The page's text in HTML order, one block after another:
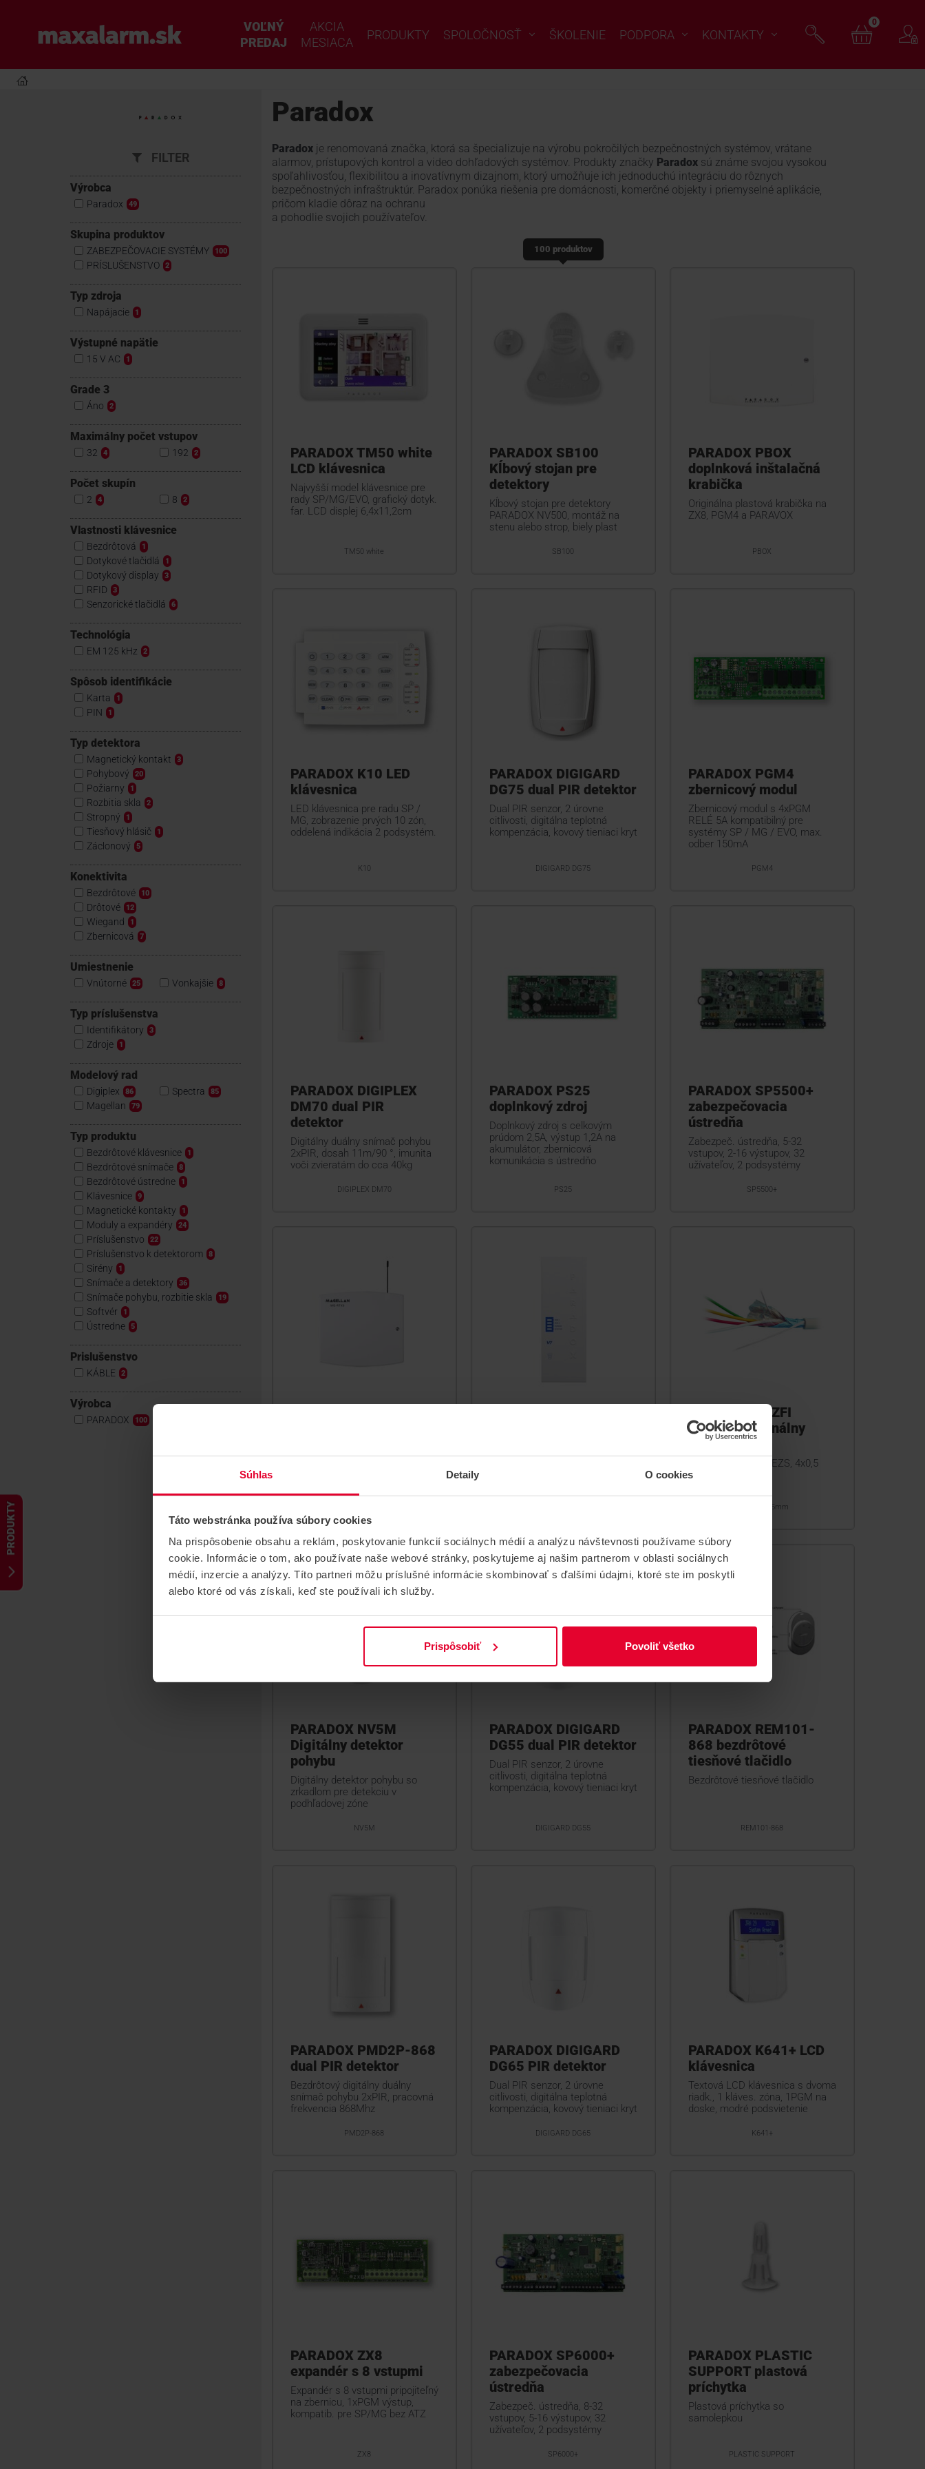
Súhlas Detaily O cookies
Táto webstránka používa súbory cookies
Na prispôsobenie obsahu a reklám, poskytovanie funkcií sociálnych médií a analýzu návštevnosti používame súbory
cookie. Informácie o tom, ako používate naše webové stránky, poskytujeme aj našim partnerom v oblasti sociálnych
médií, inzercie a analýzy. Títo partneri môžu príslušné informácie skombinovať s ďalšími údajmi, ktoré ste im poskytli
alebo ktoré od vás získali, keď ste používali ich služby.
Prispôsobiť Povoliť všetko
PRODUKTY
hlavnému
www.maxalarm.sk
VOĽNÝ
PREDAJ
AKCIA
MESIACA
PRODUKTY SPOLOČNOSŤ ŠKOLENIE PODPORA KONTAKTY
0
FILTER
Výrobca
Paradox 49
Skupina produktov
ZABEZPEČOVACIE SYSTÉMY 100
PRÍSLUŠENSTVO 2
Typ zdroja
Napájacie 1
Výstupné napätie
15 V AC 1
Grade 3
Áno 2
Maximálny počet vstupov
32 4 192 2
Počet skupín
2 4 8 2
Vlastnosti klávesnice
Bezdrôtová 1
Dotykové tlačidlá 1
Dotykový display 3
RFID 3
Senzorické tlačidlá 6
Technológia
EM 125 kHz 2
Spôsob identifikácie
Karta 1
PIN 1
Typ detektora
Magnetický kontakt 3
Pohybový 20
Požiarny 1
Rozbitia skla 2
Stropný 1
Tiesňový hlásič 1
Záclonový 5
Konektivita
Bezdrôtové 10
Drôtové 12
Wiegand 1
Zbernicová 7
Umiestnenie
Vnútorné 25 Vonkajšie 8
Typ príslušenstva
Identifikátory 3
Zdroje 1
Modelový rad
Digiplex 86
Magellan 79
Spectra 85
Typ produktu
Bezdrôtové klávesnice 1
Bezdrôtové snímače 8
Bezdrôtové ústredne 1
Klávesnice 9
Magnetické kontakty 1
Moduly a expandéry 24
Príslušenstvo 22
Príslušenstvo k detektorom 8
Sirény 1
Snímače a detektory 36
Snímače pohybu, rozbitie skla 19
Softvér 1
Ústredne 5
Prislušenstvo
KÁBLE 2
Výrobca
PARADOX 100
Paradox
Paradoxje renomovaná značka, ktorá sa špecializuje na výrobu pokročilých bezpečnostných systémov, vrátane
alarmov, prístupových kontrol a video dohľadových systémov. Produkty značky Paradoxsú známe svojou vysokou
spoľahlivosťou, flexibilitou a inovatívnym dizajnom, ktorý umožňuje ich jednoduchú integráciu do rôznych
bezpečnostných infraštruktúr. Paradox ponúka riešenia pre domácnosti, komerčné objekty i priemyselné aplikácie,
pričom kladie dôraz na ochranu
a pohodlie svojich používateľov.
100 produktov
PARADOX TM50 white
LCD klávesnica
Najvyšší model klávesnice pre
rady SP/MG/EVO, grafický dotyk.
far. LCD displej 6,4x11,2cm
TM50 white
PARADOX SB100
Kĺbový stojan pre
detektory
Kĺbový stojan pre detektory
PARADOX NV500, montáž na
stenu alebo strop, biely plast
SB100
PARADOX PBOX
doplnková inštalačná
krabička
Originálna plastová krabička na
ZX8, PGM4 a PARAVOX
PBOX
PARADOX K10 LED
klávesnica
LED klávesnica pre radu SP /
MG, zobrazenie prvých 10 zón,
oddelená indikácia 2 podsystém.
K10
PARADOX DIGIGARD
DG75 dual PIR detektor
Dual PIR senzor, 2 úrovne
citlivosti, digitálna teplotná
kompenzácia, kovový tieniaci kryt
DIGIGARD DG75
PARADOX PGM4
zbernicový modul
Zbernicový modul s 4xPGM
RELÉ 5A kompatibilný pre
systémy SP / MG / EVO, max.
odber 150mA
PGM4
PARADOX DIGIPLEX
DM70 dual PIR
detektor
Digitálny duálny snímač pohybu
2xPIR, dosah 11m/90 °, imunita
voči zvieratám do cca 40kg
DIGIPLEX DM70
PARADOX PS25
doplnkový zdroj
Doplnkový zdroj s celkovým
prúdom 2,5A, výstup 1,2A na
akumulátor, zbernicová
komunikácia s ústredňo
PS25
PARADOX SP5500+
zabezpečovacia
ústredňa
Zabezpeč. ústredňa, 5-32
vstupov, 2-16 výstupov, 32
užívateľov, 2 podsystémy
SP5500+
SP/EVO s dvojcestnou
SP+/MG+/EVO, nepodporuje
PARADOX VEZFI
4x0,5mm Signálny
kábel
Signálny kábel pre EZS, 4x0,5
mm, 100m
VEZFI 4x0,5mm
PARADOX NV5M
Digitálny detektor
pohybu
Digitálny detektor pohybu so
zrkadlom pre detekciu v
podhľadovej zóne
NV5M
PARADOX DIGIGARD
DG55 dual PIR detektor
Dual PIR senzor, 2 úrovne
citlivosti, digitálna teplotná
kompenzácia, kovový tieniaci kryt
DIGIGARD DG55
PARADOX REM101-
868 bezdrôtové
tiesňové tlačidlo
Bezdrôtové tiesňové tlačidlo
REM101-868
PARADOX PMD2P-868
dual PIR detektor
Bezdrôtový digitálny duálny
snímač pohybu 2xPIR, pracovná
frekvencia 868Mhz
PMD2P-868
PARADOX DIGIGARD
DG65 PIR detektor
Dual PIR senzor, 2 úrovne
citlivosti, digitálna teplotná
kompenzácia, kovový tieniaci kryt
DIGIGARD DG65
PARADOX K641+ LCD
klávesnica
Textová LCD klávesnica s dvoma
riadk., 1 kláves. zóna, 1PGM na
doske, modré podsvietenie
K641+
PARADOX ZX8
expandér s 8 vstupmi
Expandér s 8 vstupmi pripojiteľný
na zbernicu, 1xPGM výstup,
kompatib. pre SP/MG bez ATZ
ZX8
PARADOX SP6000+
zabezpečovacia
ústredňa
Zabezpeč. ústredňa, 8-32
vstupov, 5-16 výstupov, 32
užívateľov, 2 podsystémy
SP6000+
PARADOX PLASTIC
SUPPORT plastová
príchytka
Plastová príchytka so
samolepkou
PLASTIC SUPPORT